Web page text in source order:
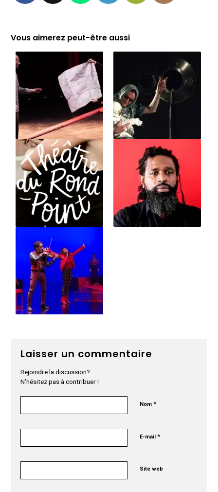
Vous aimerez peut-être aussi
Laisser un commentaire
Rejoindre la discussion?
N’hésitez pas à contribuer !
Nom*
E-mail*
Site web